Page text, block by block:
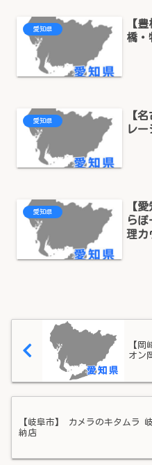
愛知県
【
橋・
愛知県
【
レ
愛知県
【
ら
理カ
【
オン
【岐阜市】 カメラのキタムラ
納店